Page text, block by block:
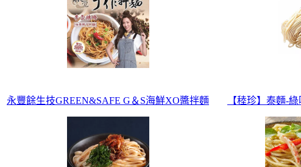
永豐餘生技GREEN&SAFE G＆S海鮮XO醬拌麵 【稑珍】泰麵-